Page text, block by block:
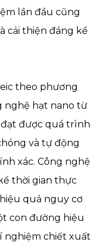
lần đầu cũng
cải thiện đáng kể
theo phương
nghệ hạt nano từ
được quá trình
và tự động
xác. Công nghệ
thời gian thực
quả nguy cơ
con đường hiệu
nghiệm chiết xuất